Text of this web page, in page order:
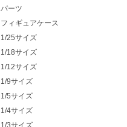
パーツ
フィギュアケース
1/25サイズ
1/18サイズ
1/12サイズ
1/9サイズ
1/5サイズ
1/4サイズ
1/3サイズ